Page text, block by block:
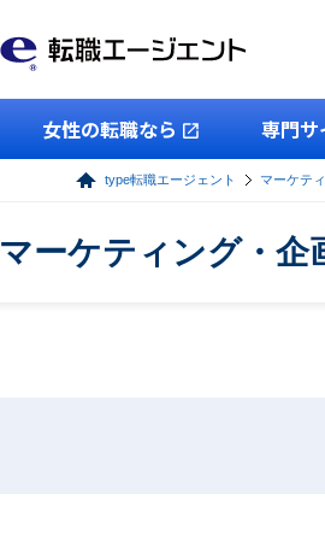
女性の転職なら 専門サ
type転職エージェント マーケテ
マーケティング・企